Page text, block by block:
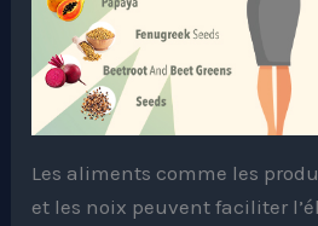
Les aliments comme les
et les noix peuvent faciliter